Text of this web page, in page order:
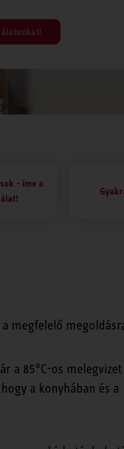
- íme a
megfelelő
a 85°C-os melegvizet
a konyhában és a